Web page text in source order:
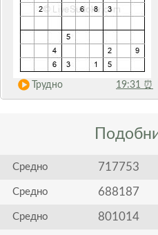
Трудно 19:31 ⏰
Средно 717753
Средно 688187
Средно 801014